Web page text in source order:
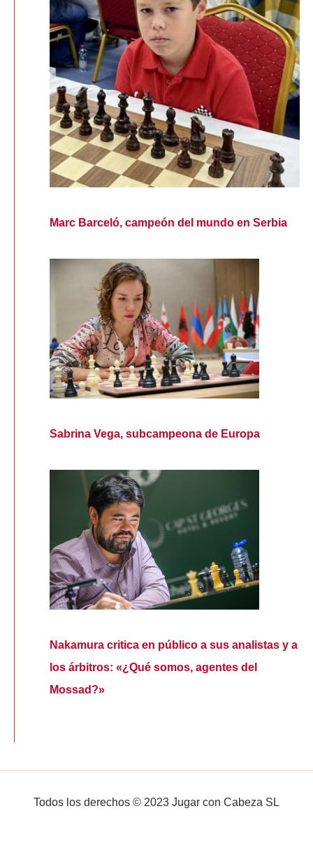
Marc Barceló, campeón del mundo en Serbia
Sabrina Vega, subcampeona de Europa
Nakamura critica en público a sus analistas y a
los árbitros: «¿Qué somos, agentes del
Mossad?»
Todos los derechos © 2023 Jugar con Cabeza SL